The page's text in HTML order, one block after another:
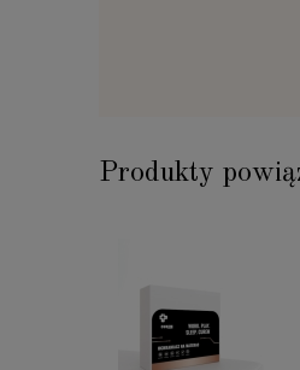
Produkty